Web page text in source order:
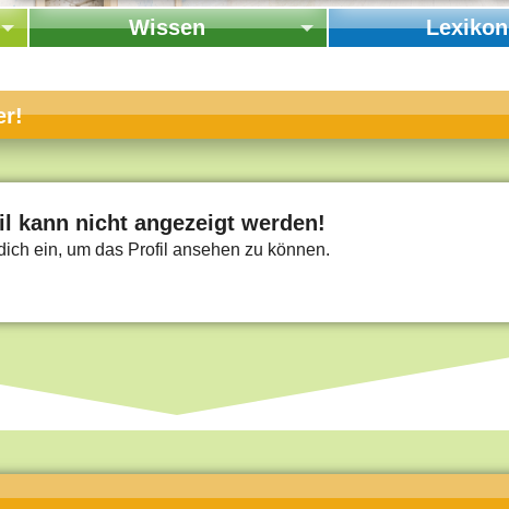
Wissen
Kolumne
Mensch & Natur
Gesellschaft & Politik
Ratgeber & Tipps
Kunst
Kinderuni
Lexikon
kann nicht angezeigt werden!
ein, um das Profil ansehen zu können.